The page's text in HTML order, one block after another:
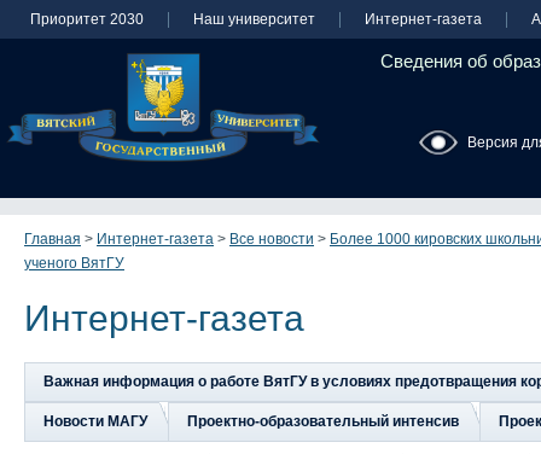
Приоритет 2030 Наш университет Интернет-газета
Сведения об
Версия
Главная > Интернет-газета > Все новости > Более 1000 кировских
ученого ВятГУ
Интернет-газета
Важная информация о работе ВятГУ в условиях предотвращения
Новости МАГУ Проектно-образовательный интенсив